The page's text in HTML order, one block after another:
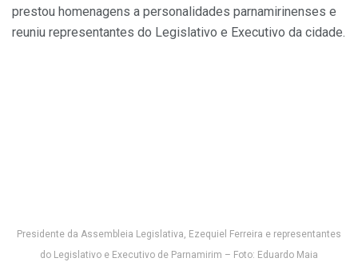
prestou homenagens a personalidades parnamirinenses e
reuniu representantes do Legislativo e Executivo da cidade.
Presidente da Assembleia Legislativa, Ezequiel Ferreira e representantes
do Legislativo e Executivo de Parnamirim – Foto: Eduardo Maia